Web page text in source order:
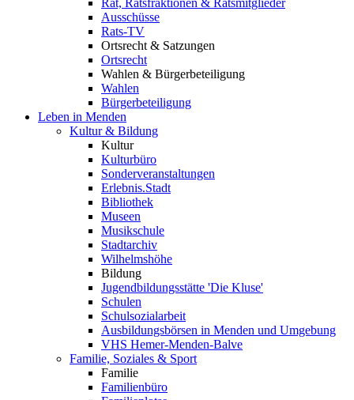
Rat, Ratsfraktionen & Ratsmitglieder
Ausschüsse
Rats-TV
Ortsrecht & Satzungen
Ortsrecht
Wahlen & Bürgerbeteiligung
Wahlen
Bürgerbeteiligung
Leben in Menden
Kultur & Bildung
Kultur
Kulturbüro
Sonderveranstaltungen
Erlebnis.Stadt
Bibliothek
Museen
Musikschule
Stadtarchiv
Wilhelmshöhe
Bildung
Jugendbildungsstätte 'Die Kluse'
Schulen
Schulsozialarbeit
Ausbildungsbörsen in Menden und Umgebung
VHS Hemer-Menden-Balve
Familie, Soziales & Sport
Familie
Familienbüro